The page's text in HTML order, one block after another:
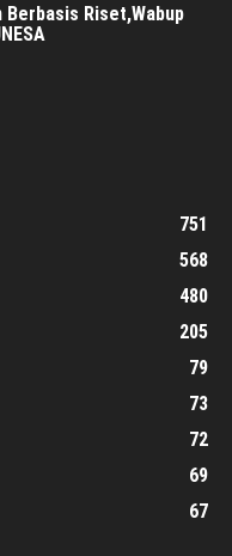
Berbasis Riset,Wabup
751
568
480
205
79
73
72
69
67